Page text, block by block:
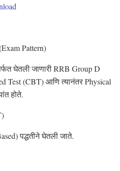
Pattern)
घेतली जाणारी RRB Group D
Test (CBT) आणि त्यानंतर Physical
होते.
पद्धतीने घेतली जाते.